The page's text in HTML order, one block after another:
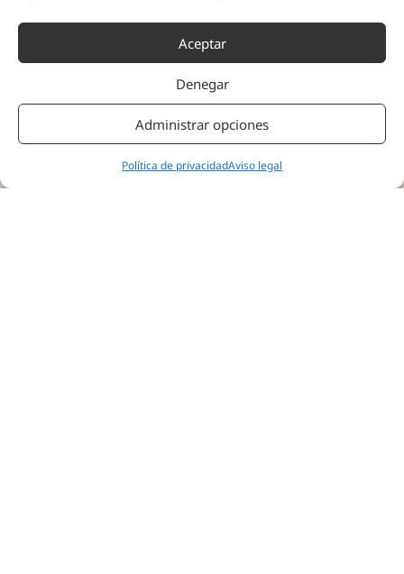
Aceptar
Denegar
Administrar opciones
Política de privacidadAviso legal